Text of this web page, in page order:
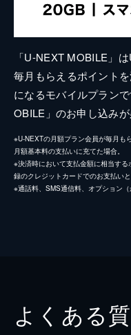
「U-NEXT MOBILE」
毎月もらえるポイント
になるモバイルプラン
OBILE」のお申し込みが
※U-NEXTの月額プラン会員が毎月
月額基本料の支払いに充てた場合。
※決済時において支払金額に相当す
録のクレジットカードでのお支払いと
※通話料、SMS通信料、オプション
よくある